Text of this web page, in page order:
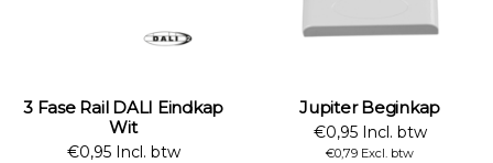
3 Fase Rail DALI Eindkap
Wit
€0,95 Incl. btw
Jupiter Beginkap
€0,95 Incl. btw
€0,79 Excl. btw